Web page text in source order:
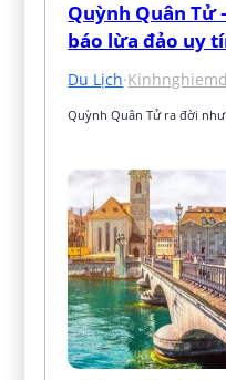
Quỳnh Quân Tử
báo lừa đảo uy
Du Lịch·
Quỳnh Quân Tử ra đời